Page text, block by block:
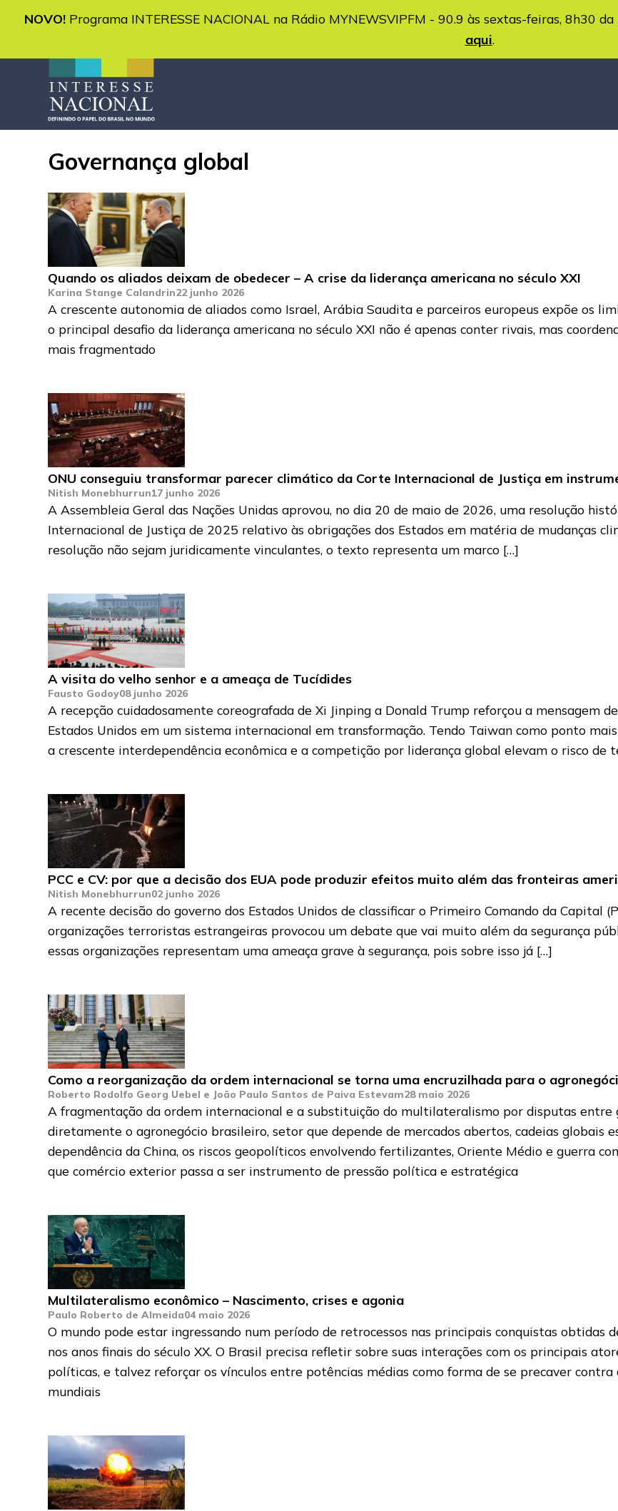
NOVO! Programa INTERESSE NACIONAL na Rádio MYNEWSVIPFM - 90.9 às sextas-feiras, 8h30 da
aqui.
Governança global
Quando os aliados deixam de obedecer – A crise da liderança americana no século XXI
Karina Stange Calandrin22 junho 2026
A crescente autonomia de aliados como Israel, Arábia Saudita e parceiros europeus expõe os
o principal desafio da liderança americana no século XXI não é apenas conter rivais, mas
mais fragmentado
ONU conseguiu transformar parecer climático da Corte Internacional de Justiça em
Nitish Monebhurrun17 junho 2026
A Assembleia Geral das Nações Unidas aprovou, no dia 20 de maio de 2026, uma resolução
Internacional de Justiça de 2025 relativo às obrigações dos Estados em matéria de mudanças
resolução não sejam juridicamente vinculantes, o texto representa um marco […]
A visita do velho senhor e a ameaça de Tucídides
Fausto Godoy08 junho 2026
A recepção cuidadosamente coreografada de Xi Jinping a Donald Trump reforçou a mensagem
Estados Unidos em um sistema internacional em transformação. Tendo Taiwan como ponto
a crescente interdependência econômica e a competição por liderança global elevam o risco de
PCC e CV: por que a decisão dos EUA pode produzir efeitos muito além das fronteiras
Nitish Monebhurrun02 junho 2026
A recente decisão do governo dos Estados Unidos de classificar o Primeiro Comando da Capital
organizações terroristas estrangeiras provocou um debate que vai muito além da segurança
essas organizações representam uma ameaça grave à segurança, pois sobre isso já […]
Como a reorganização da ordem internacional se torna uma encruzilhada para o
Roberto Rodolfo Georg Uebel e João Paulo Santos de Paiva Estevam28 maio 2026
A fragmentação da ordem internacional e a substituição do multilateralismo por disputas entre
diretamente o agronegócio brasileiro, setor que depende de mercados abertos, cadeias globais
dependência da China, os riscos geopolíticos envolvendo fertilizantes, Oriente Médio e guerra
que comércio exterior passa a ser instrumento de pressão política e estratégica
Multilateralismo econômico – Nascimento, crises e agonia
Paulo Roberto de Almeida04 maio 2026
O mundo pode estar ingressando num período de retrocessos nas principais conquistas obtidas
nos anos finais do século XX. O Brasil precisa refletir sobre suas interações com os principais
políticas, e talvez reforçar os vínculos entre potências médias como forma de se precaver
mundiais